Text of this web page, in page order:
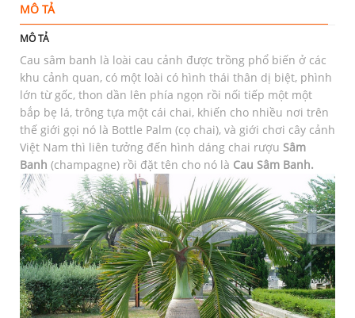
MÔ TẢ
MÔ TẢ
Cau sâm banh là loài cau cảnh được trồng phổ biến ở các
khu cảnh quan, có một loài có hình thái thân dị biệt, phình
lớn từ gốc, thon dần lên phía ngọn rồi nối tiếp một một
bắp bẹ lá, trông tựa một cái chai, khiến cho nhiều nơi trên
thế giới gọi nó là Bottle Palm (cọ chai), và giới chơi cây cảnh
Việt Nam thì liên tưởng đến hình dáng chai rượu Sâm
Banh (champagne) rồi đặt tên cho nó là Cau Sâm Banh.